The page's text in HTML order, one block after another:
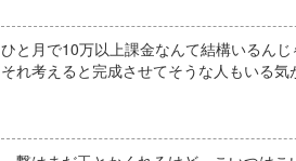
ひと月で10万以上課金なんて結構いるんじ
それ考えると完成させてそうな人もいる気